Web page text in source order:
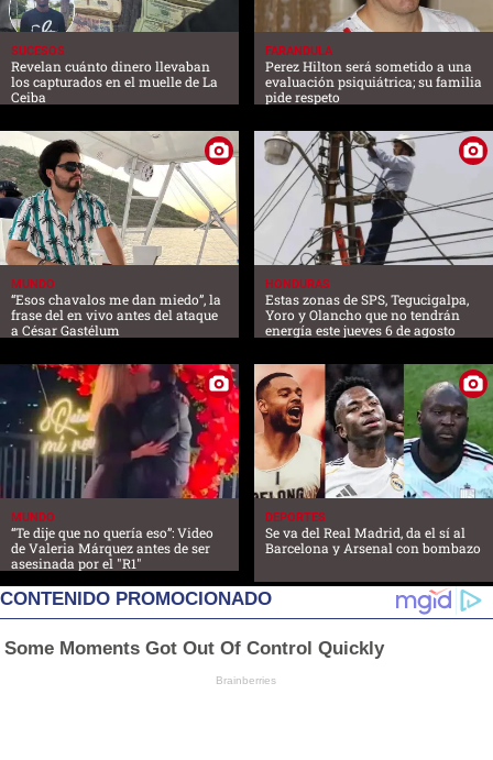
SUCESOS
Revelan cuánto dinero llevaban
los capturados en el muelle de La
Ceiba
FARANDULA
Perez Hilton será sometido a una
evaluación psiquiátrica; su familia
pide respeto
MUNDO
“Esos chavalos me dan miedo”, la
frase del en vivo antes del ataque
a César Gastélum
HONDURAS
Estas zonas de SPS, Tegucigalpa,
Yoro y Olancho que no tendrán
energía este jueves 6 de agosto
MUNDO
“Te dije que no quería eso”: Video
de Valeria Márquez antes de ser
asesinada por el "R1"
DEPORTES
Se va del Real Madrid, da el sí al
Barcelona y Arsenal con bombazo
CONTENIDO PROMOCIONADO
Some Moments Got Out Of Control Quickly
Brainberries